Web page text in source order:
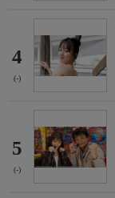
4
(-)
5
(-)